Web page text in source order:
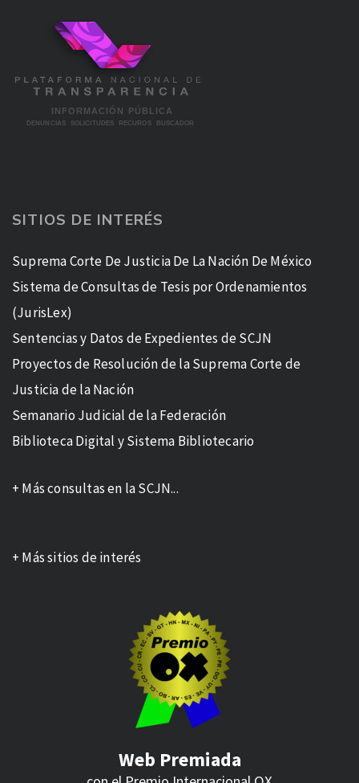
SITIOS DE INTERÉS
Suprema Corte De Justicia De La Nación De México
Sistema de Consultas de Tesis por Ordenamientos
(JurisLex)
Sentencias y Datos de Expedientes de SCJN
Proyectos de Resolución de la Suprema Corte de
Justicia de la Nación
Semanario Judicial de la Federación
Biblioteca Digital y Sistema Bibliotecario
+ Más consultas en la SCJN...
+ Más sitios de interés
Web Premiada